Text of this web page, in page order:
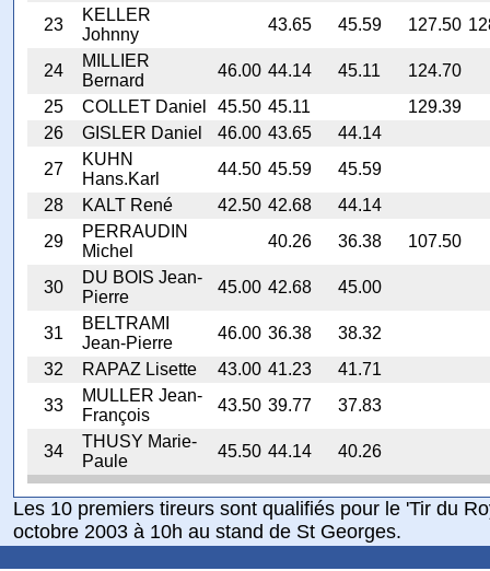
23
KELLER
Johnny
43.65 45.59 127.50
24
MILLIER
Bernard
46.00 44.14 45.11
124.70
25
COLLET Daniel 45.50 45.11
129.39
26
GISLER Daniel 46.00 43.65
44.14
27
KUHN
Hans.Karl
44.50 45.59
45.59
28
KALT René 42.50 42.68
44.14
29
PERRAUDIN
Michel
40.26 36.38 107.50
30
DU BOIS Jean-
Pierre
45.00 42.68 45.00
31
BELTRAMI
Jean-Pierre
46.00 36.38
38.32
32
RAPAZ Lisette 43.00 41.23
41.71
33
MULLER Jean-
François
43.50 39.77 37.83
34
THUSY Marie-
Paule
45.50 44.14 40.26
Les 10 premiers tireurs sont qualifiés pour le 'Tir du
octobre 2003 à 10h au stand de St Georges.